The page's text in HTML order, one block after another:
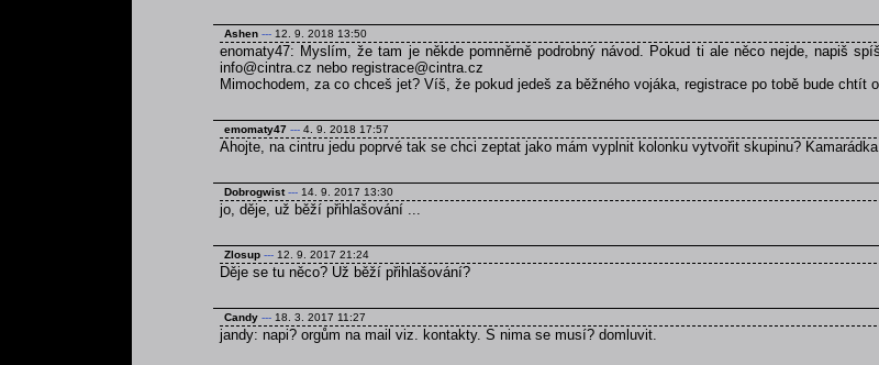
Ashen --- 12. 9. 2018 13:50
enomaty47: Myslím, že tam je někde pomněrně podrobný návod. Pokud ti ale něco nejde, napiš
info@cintra.cz nebo registrace@cintra.cz
Mimochodem, za co chceš jet? Víš, že pokud jedeš za běžného vojáka, registrace po tobě bude chtít
emomaty47 --- 4. 9. 2018 17:57
Ahojte, na cintru jedu poprvé tak se chci zeptat jako mám vyplnit kolonku vytvořit skupinu?
Dobrogwist --- 14. 9. 2017 13:30
jo, děje, už běží přihlašování ...
Zlosup --- 12. 9. 2017 21:24
Děje se tu něco? Už běží přihlašování?
Candy --- 18. 3. 2017 11:27
jandy: napi? orgům na mail viz. kontakty. S nima se musí? domluvit.